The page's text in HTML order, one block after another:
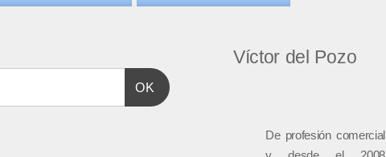
OK
Víctor del Pozo
De profesión comercial